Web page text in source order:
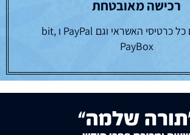
רכישה מאובטחת
עובדים עם כל כרטיסי האשראי וגם PayPal ו bit,
PayBox